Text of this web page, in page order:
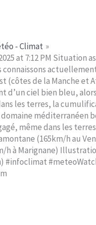
- Climat
at 7:12 PM Situation
connaissons
(côtes de la Manche
d’un ciel bien bleu,
les terres, la
domaine méditerranéen
même dans les
(165km/h au
h à Marignane)
#infoclimat